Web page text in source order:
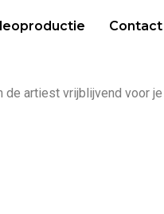
Contact
artiest vrijblijvend voor